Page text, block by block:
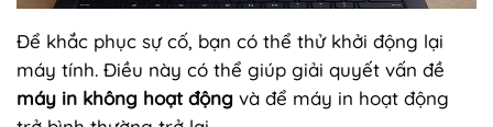
Để khắc phục sự cố, bạn có thể thử khởi động lại
máy tính. Điều này có thể giúp giải quyết vấn đề
máy in không hoạt động và để máy in hoạt động